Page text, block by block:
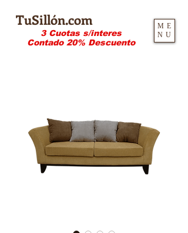
TuSillón.com
3 Cuotas s/interes
Contado 20% Descuento
ME
NU